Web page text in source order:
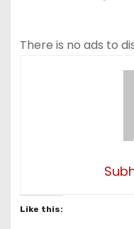
There is no ads to
Like this: